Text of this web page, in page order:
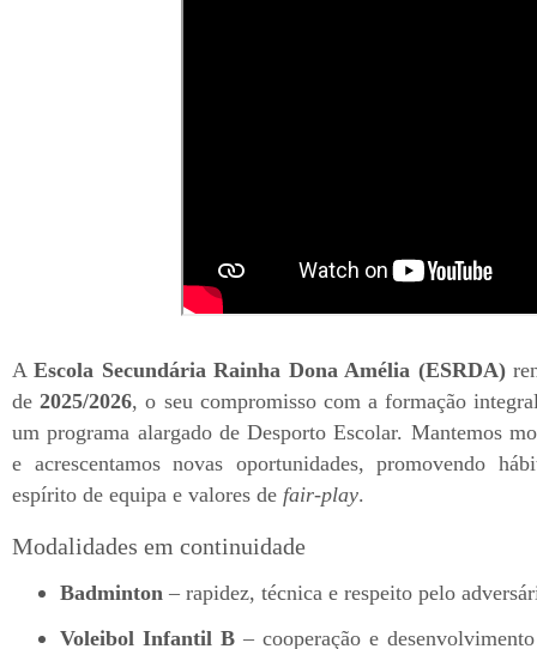
AEscola Secundária Rainha Dona Amélia (ESRDA)
de2025/2026, o seu compromisso com a formação
um programa alargado de Desporto Escolar. Mantemos
e acrescentamos novas oportunidades, promovendo
espírito de equipa e valores de fair-play.
Modalidades em continuidade
Badminton – rapidez, técnica e respeito pelo
Voleibol Infantil B – cooperação e